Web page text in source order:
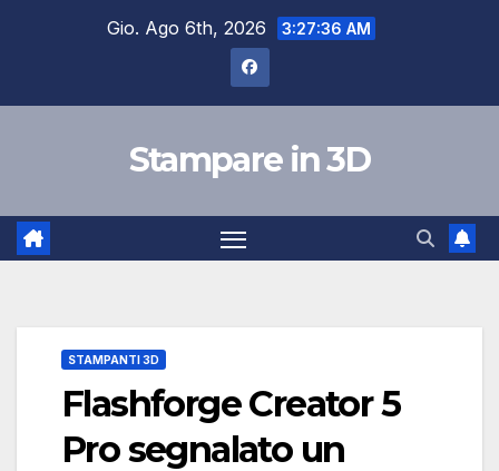
Gio. Ago 6th, 2026 3:27:37 AM
Stampare in 3D
STAMPANTI 3D
Flashforge Creator 5
Pro segnalato un